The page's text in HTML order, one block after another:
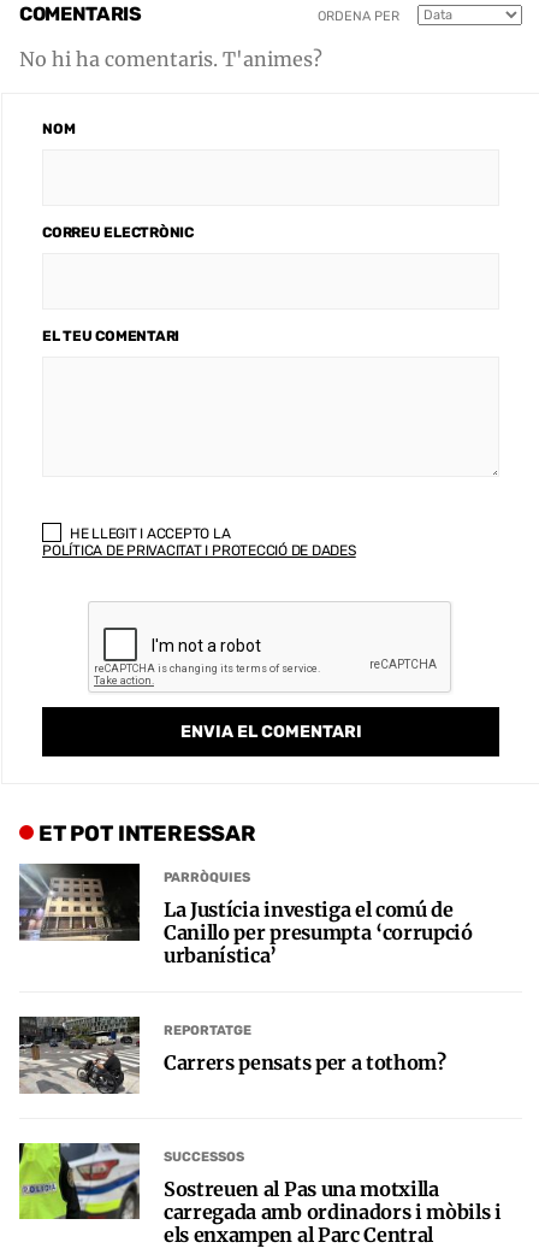
COMENTARIS ORDENA PER
No hi ha comentaris. T'animes?
NOM
CORREU ELECTRÒNIC
EL TEU COMENTARI
HE LLEGIT I ACCEPTO LA
POLÍTICA DE PRIVACITAT I PROTECCIÓ DE DADES
ET POT INTERESSAR
PARRÒQUIES
La Justícia investiga el comú de
Canillo per presumpta ‘corrupció
urbanística’
REPORTATGE
Carrers pensats per a tothom?
SUCCESSOS
Sostreuen al Pas una motxilla
carregada amb ordinadors i mòbils i
els enxampen al Parc Central